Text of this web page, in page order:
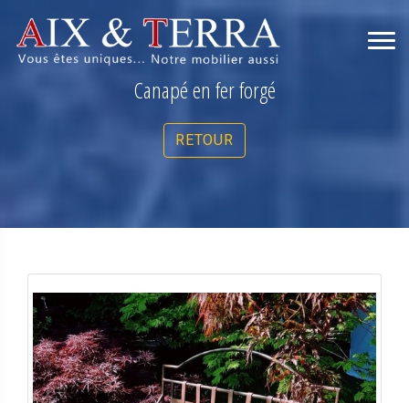
Canapé en fer forgé
RETOUR